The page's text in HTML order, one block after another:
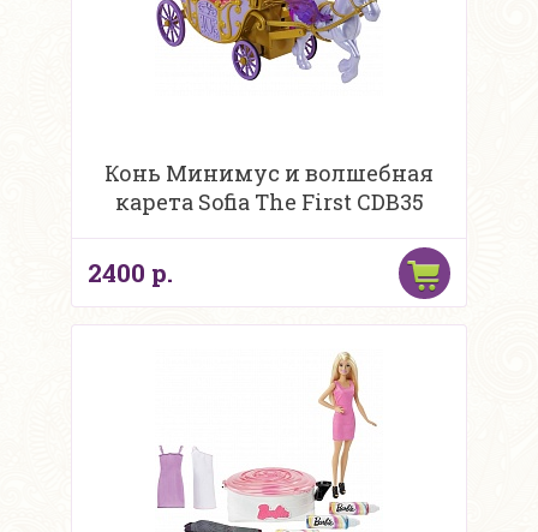
Конь Минимус и волшебная
карета Sofia The First CDB35
2400 р.